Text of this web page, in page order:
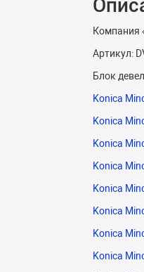
Компания
Артикул:
Блок
Konica
Konica
Konica
Konica
Konica
Konica
Konica
Konica